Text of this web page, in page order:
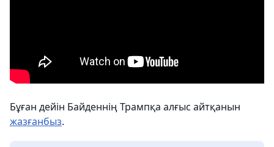
Бұған дейін Байденнің Трампқа алғыс айтқанын
жазғанбыз.